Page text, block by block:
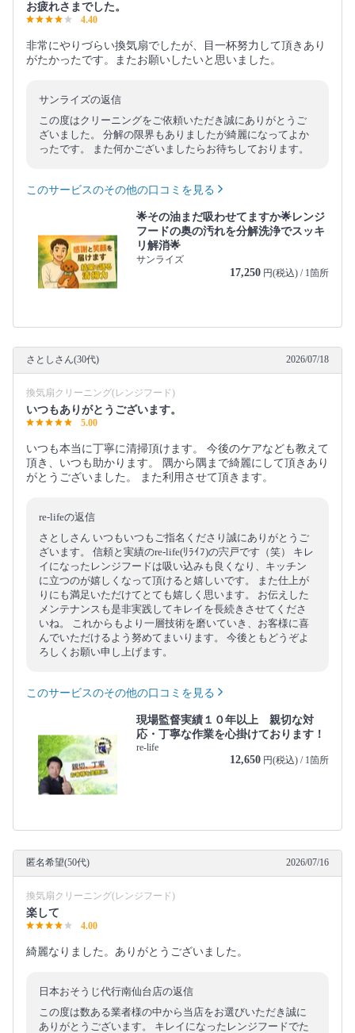
お疲れさまでした。
4.40
非常にやりづらい換気扇でしたが、目一杯努力して頂きあり
がたかったです。またお願いしたいと思いました。
サンライズの返信
この度はクリーニングをご依頼いただき誠にありがとうご
ざいました。 分解の限界もありましたが綺麗になってよか
ったです。 また何かございましたらお待ちしております。
このサービスのその他の口コミを見る
🌟その油まだ吸わせてますか🌟レンジ
フードの奥の汚れを分解洗浄でスッキ
リ解消🌟
サンライズ
17,250 円(税込) / 1箇所
さとしさん(30代) 2026/07/18
換気扇クリーニング(レンジフード)
いつもありがとうございます。
5.00
いつも本当に丁寧に清掃頂けます。 今後のケアなども教えて
頂き、いつも助かります。 隅から隅まで綺麗にして頂きあり
がとうございました。 また利用させて頂きます。
re-lifeの返信
さとしさん いつもいつもご指名くださり誠にありがとうご
ざいます。 信頼と実績のre-life(ﾘﾗｲﾌ)の宍戸です（笑） キレ
イになったレンジフードは吸い込みも良くなり、キッチン
に立つのが嬉しくなって頂けると嬉しいです。 また仕上が
りにも満足いただけてとても嬉しく思います。 お伝えした
メンテナンスも是非実践してキレイを長続きさせてくださ
いね。 これからもより一層技術を磨いていき、お客様に喜
んでいただけるよう努めてまいります。 今後ともどうぞよ
ろしくお願い申し上げます。
このサービスのその他の口コミを見る
現場監督実績１０年以上 親切な対
応・丁寧な作業を心掛けております！
re-life
12,650 円(税込) / 1箇所
匿名希望(50代) 2026/07/16
換気扇クリーニング(レンジフード)
楽して
4.00
綺麗なりました。ありがとうございました。
日本おそうじ代行南仙台店の返信
この度は数ある業者様の中から当店をお選びいただき誠に
ありがとうございます。 キレイになったレンジフードでた